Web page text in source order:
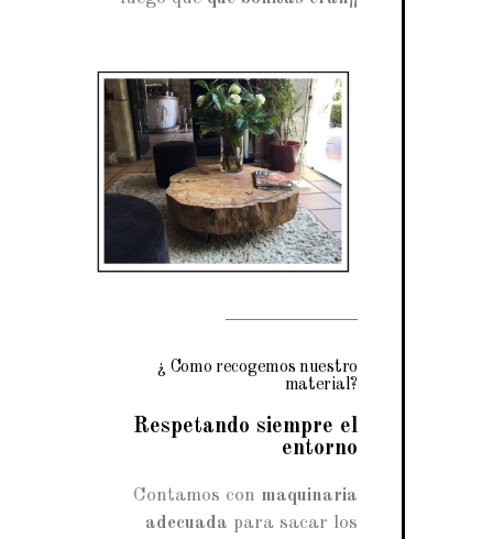
¿ Como recogemos nuestro
material?
Respetando siempre el
entorno
Contamos con maquinaria
adecuada para sacar los